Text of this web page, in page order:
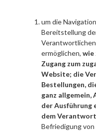
um die
Bereitstellung
ermöglichen, wie
Zugang zum
Website; die
Bestellungen,
ganz
der Ausführung
dem
Befriedigung